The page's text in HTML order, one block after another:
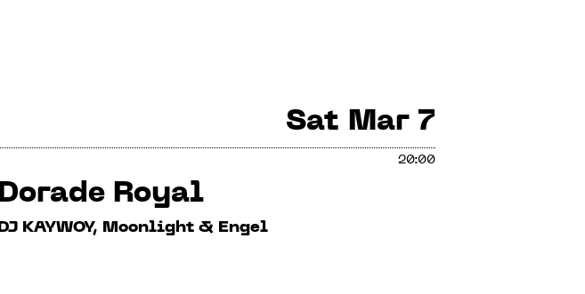
Sat Mar 7
20:00
Dorade Royal
DJ KAYWOY, Moonlight & Engel